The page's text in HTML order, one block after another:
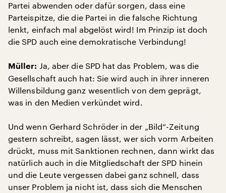
Partei abwenden oder dafür sorgen, dass eine
Parteispitze, die die Partei in die falsche Richtung
lenkt, einfach mal abgelöst wird! Im Prinzip ist doch
die SPD auch eine demokratische Verbindung!
Müller: Ja, aber die SPD hat das Problem, was die
Gesellschaft auch hat: Sie wird auch in ihrer inneren
Willensbildung ganz wesentlich von dem geprägt,
was in den Medien verkündet wird.
Und wenn Gerhard Schröder in der „Bild“-Zeitung
gestern schreibt, sagen lässt, wer sich vorm Arbeiten
drückt, muss mit Sanktionen rechnen, dann wirkt das
natürlich auch in die Mitgliedschaft der SPD hinein
und die Leute vergessen dabei ganz schnell, dass
unser Problem ja nicht ist, dass sich die Menschen